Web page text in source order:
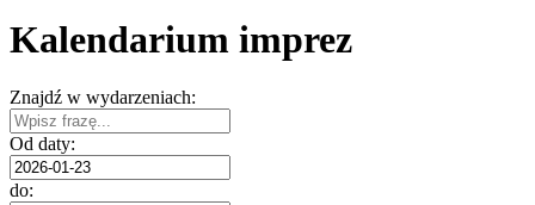
Kalendarium imprez
Znajdź w wydarzeniach:
Od daty:
do: